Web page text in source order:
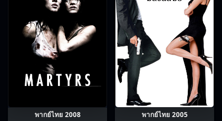
พากย์ไทย 2008 พากย์ไทย 2005